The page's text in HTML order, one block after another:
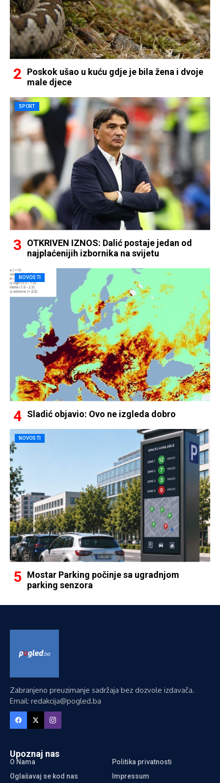
Poskok ušao u kuću gdje je bila žena i dvoje
male djece
SPORT
OTKRIVEN IZNOS: Dalić postaje jedan od
najplaćenijih izbornika na svijetu
NOVOSTI
Sladić objavio: Ovo ne izgleda dobro
NOVOSTI
Mostar Parking počinje sa ugradnjom
parking senzora
Zabranjeno preuzimanje sadržaja bez dozvole izdavača.
Email: redakcija@pogled.ba
Upoznaj nas
O Nama
Politika privatnosti
Oglašavaj se kod nas
Impressum